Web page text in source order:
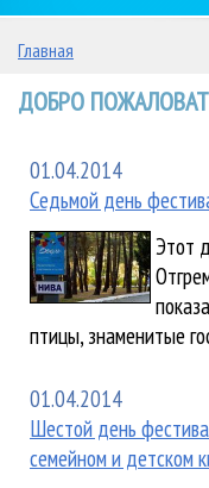
Главная
ДОБРО
01.04.2014
Седьмой день
Этот
птицы, знаменитые
01.04.2014
Шестой день
семейном и детском